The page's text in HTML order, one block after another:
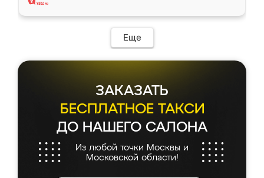
Еще
ЗАКАЗАТЬ
БЕСПЛАТНОЕ ТАКСИ
ДО НАШЕГО САЛОНА
Из любой точки Москвы и
Московской области!